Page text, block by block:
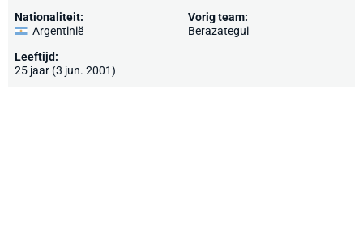
Nationaliteit:
Argentinië
Leeftijd:
25 jaar (3 jun. 2001)
Vorig team:
Berazategui